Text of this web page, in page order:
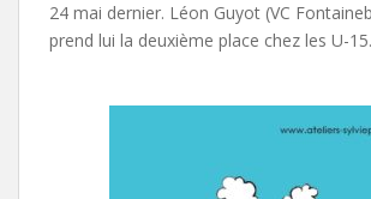
24 mai dernier. Léon Guyot (VC
prend lui la deuxième place chez les U-15.